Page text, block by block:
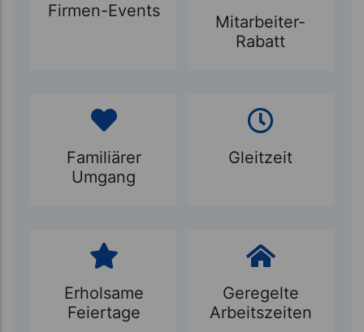
Firmen-Events
Mitarbeiter-
Rabatt
Familiärer
Umgang
Gleitzeit
Erholsame
Feiertage
Geregelte
Arbeitszeiten